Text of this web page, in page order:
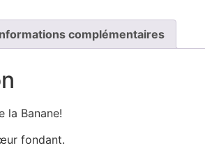
complémentaires
la Banane!
fondant.